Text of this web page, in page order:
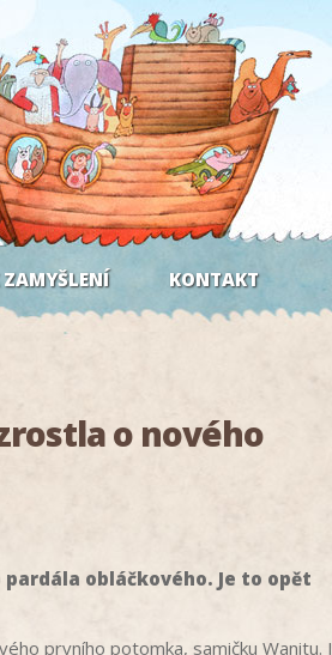
ZAMYŠLENÍ KONTAKT
o nového
obláčkového. Je to opět
prvního potomka, samičku Wanitu. I